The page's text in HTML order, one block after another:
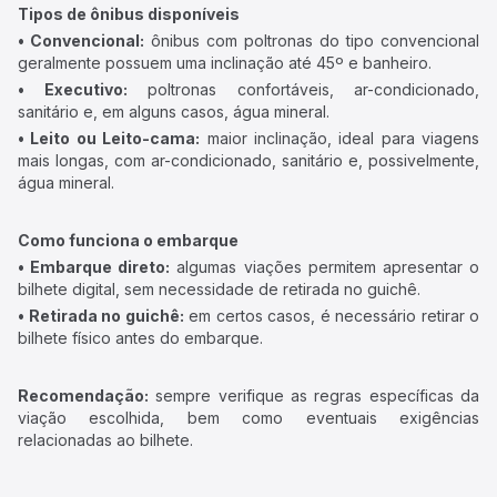
Tipos de ônibus disponíveis
• Convencional: ônibus com poltronas do tipo convencional
geralmente possuem uma inclinação até 45º e banheiro.
• Executivo: poltronas confortáveis, ar-condicionado,
sanitário e, em alguns casos, água mineral.
• Leito ou Leito-cama: maior inclinação, ideal para viagens
mais longas, com ar-condicionado, sanitário e, possivelmente,
água mineral.
Como funciona o embarque
• Embarque direto: algumas viações permitem apresentar o
bilhete digital, sem necessidade de retirada no guichê.
• Retirada no guichê: em certos casos, é necessário retirar o
bilhete físico antes do embarque.
Recomendação: sempre verifique as regras específicas da
viação escolhida, bem como eventuais exigências
relacionadas ao bilhete.